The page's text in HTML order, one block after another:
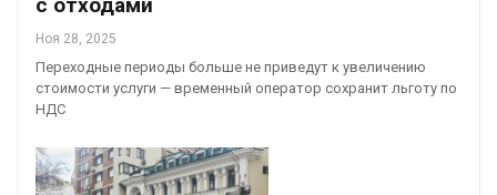
с отходами
Ноя 28, 2025
Переходные периоды больше не приведут к увеличению
стоимости услуги — временный оператор сохранит льготу по
НДС